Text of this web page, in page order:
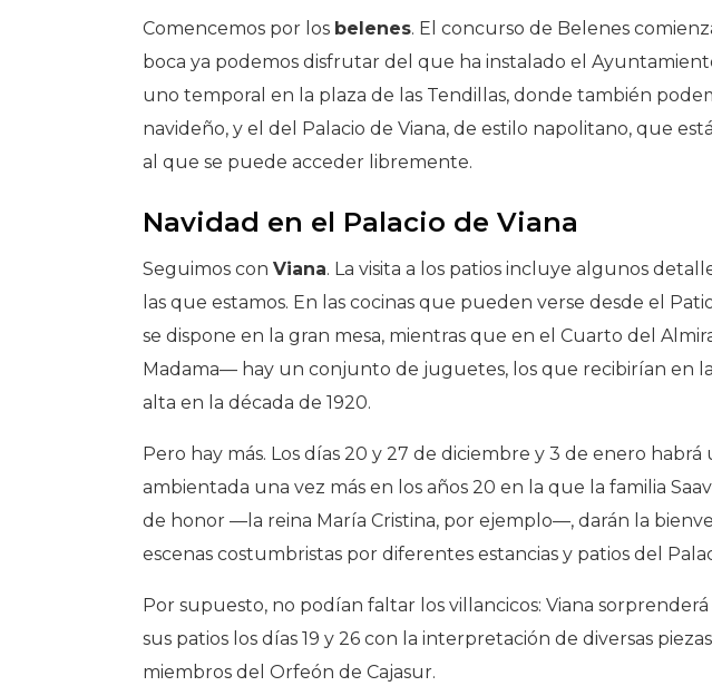
Comencemos por los belenes. El concurso de Belenes
boca ya podemos disfrutar del que ha instalado el
uno temporal en la plaza de las Tendillas, donde también
navideño, y el del Palacio de Viana, de estilo napolitano, que
al que se puede acceder libremente.
Navidad en el Palacio de Viana
Seguimos conViana. La visita a los patios incluye algunos
las que estamos. En las cocinas que pueden verse desde el
se dispone en la gran mesa, mientras que en el Cuarto del
Madama— hay un conjunto de juguetes, los que recibirían en
alta en la década de 1920.
Pero hay más. Los días 20 y 27 de diciembre y 3 de enero
ambientada una vez más en los años 20 en la que la familia
de honor —la reina María Cristina, por ejemplo—, darán la
escenas costumbristas por diferentes estancias y patios del
Por supuesto, no podían faltar los villancicos: Viana
sus patios los días 19 y 26 con la interpretación de diversas
miembros del Orfeón de Cajasur.